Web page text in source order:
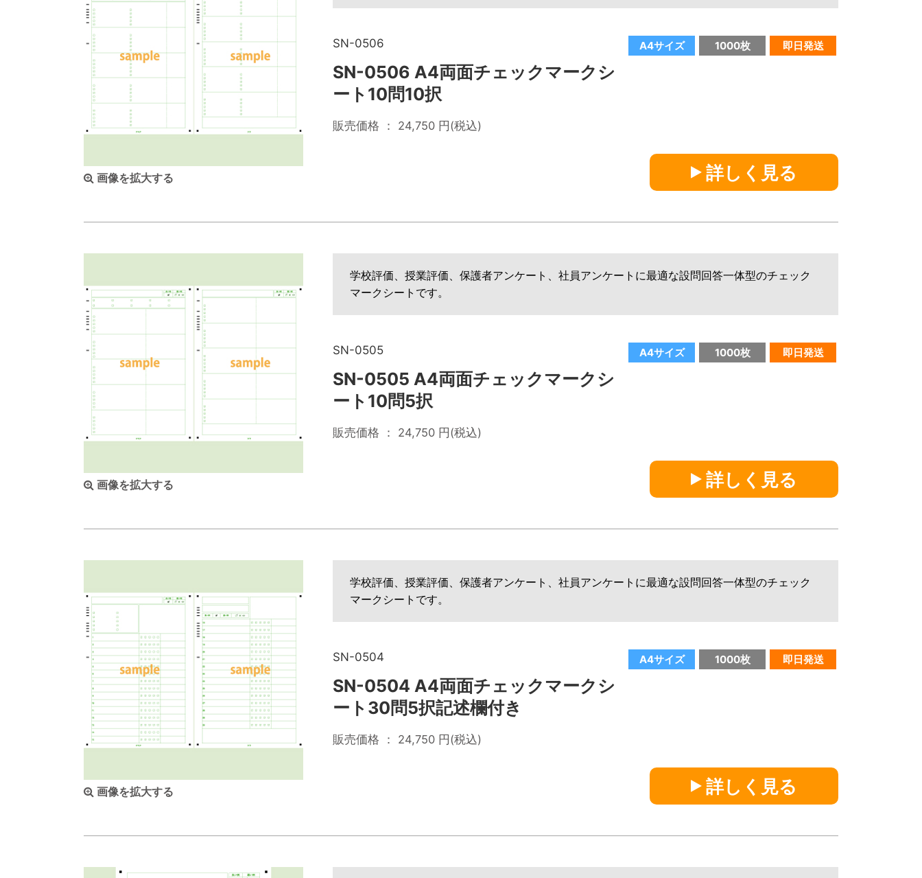
画像を拡大する
A4サイズ 1000枚 即日発送
SN-0506
SN-0506 A4両面チェックマークシ
ート10問10択
販売価格 ： 24,750 円(税込)
詳しく見る
画像を拡大する
学校評価、授業評価、保護者アンケート、社員アンケートに最適な設問回答一体型のチェック
マークシートです。
A4サイズ 1000枚 即日発送
SN-0505
SN-0505 A4両面チェックマークシ
ート10問5択
販売価格 ： 24,750 円(税込)
詳しく見る
画像を拡大する
学校評価、授業評価、保護者アンケート、社員アンケートに最適な設問回答一体型のチェック
マークシートです。
A4サイズ 1000枚 即日発送
SN-0504
SN-0504 A4両面チェックマークシ
ート30問5択記述欄付き
販売価格 ： 24,750 円(税込)
詳しく見る